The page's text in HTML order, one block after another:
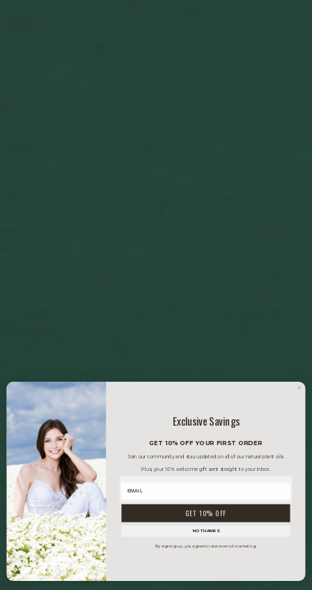
Exclusive Savings
GET 10% OFF YOUR FIRST ORDER
Join our community and stay updated on all of our natural plant oils.
Plus, your 10% welcome gift sent straight to your inbox.
GET 10% OFF
NO THANKS
By signing up, you agree to receive email marketing.